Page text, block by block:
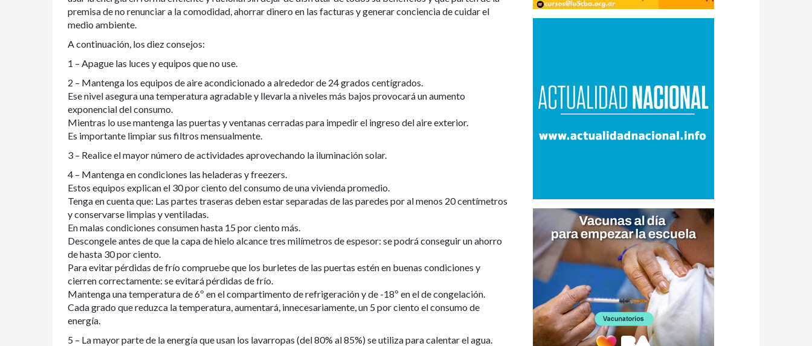
premisa de no renunciar a la comodidad, ahorrar dinero en las facturas y generar conciencia de cuidar el
medio ambiente.
A continuación, los diez consejos:
1 – Apague las luces y equipos que no use.
2 – Mantenga los equipos de aire acondicionado a alrededor de 24 grados centígrados.
Ese nivel asegura una temperatura agradable y llevarla a niveles más bajos provocará un aumento
exponencial del consumo.
Mientras lo use mantenga las puertas y ventanas cerradas para impedir el ingreso del aire exterior.
Es importante limpiar sus filtros mensualmente.
3 – Realice el mayor número de actividades aprovechando la iluminación solar.
4 – Mantenga en condiciones las heladeras y freezers.
Estos equipos explican el 30 por ciento del consumo de una vivienda promedio.
Tenga en cuenta que: Las partes traseras deben estar separadas de las paredes por al menos 20 centímetros
y conservarse limpias y ventiladas.
En malas condiciones consumen hasta 15 por ciento más.
Descongele antes de que la capa de hielo alcance tres milímetros de espesor: se podrá conseguir un ahorro
de hasta 30 por ciento.
Para evitar pérdidas de frío compruebe que los burletes de las puertas estén en buenas condiciones y
cierren correctamente: se evitará pérdidas de frío.
Mantenga una temperatura de 6º en el compartimento de refrigeración y de -18º en el de congelación.
Cada grado que reduzca la temperatura, aumentará, innecesariamente, un 5 por ciento el consumo de
energía.
5 – La mayor parte de la energía que usan los lavarropas (del 80% al 85%) se utiliza para calentar el agua.